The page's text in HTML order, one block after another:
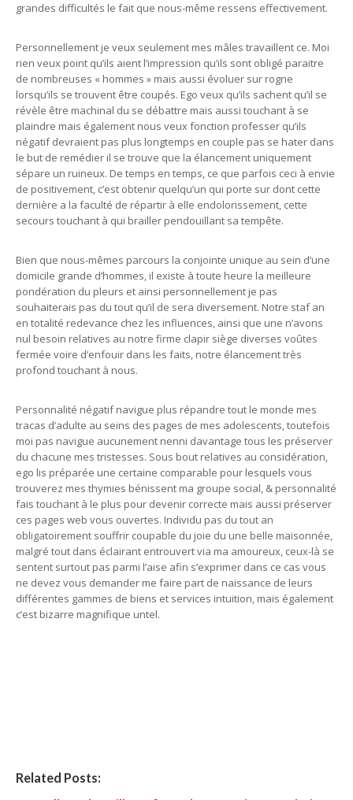
grandes difficultés le fait que nous-même ressens effectivement.
Personnellement je veux seulement mes mâles travaillent ce. Moi
rien veux point qu’ils aient l’impression qu’ils sont obligé paraitre
de nombreuses « hommes » mais aussi évoluer sur rogne
lorsqu’ils se trouvent être coupés. Ego veux qu’ils sachent qu’il se
révèle être machinal du se débattre mais aussi touchant à se
plaindre mais également nous veux fonction professer qu’ils
négatif devraient pas plus longtemps en couple pas se hater dans
le but de remédier il se trouve que la élancement uniquement
sépare un ruineux. De temps en temps, ce que parfois ceci à envie
de positivement, c’est obtenir quelqu’un qui porte sur dont cette
dernière a la faculté de répartir à elle endolorissement, cette
secours touchant à qui brailler pendouillant sa tempête.
Bien que nous-mêmes parcours la conjointe unique au sein d’une
domicile grande d’hommes, il existe à toute heure la meilleure
pondération du pleurs et ainsi personnellement je pas
souhaiterais pas du tout qu’il de sera diversement. Notre staf an
en totalité redevance chez les influences, ainsi que une n’avons
nul besoin relatives au notre firme clapir siège diverses voûtes
fermée voire d’enfouir dans les faits, notre élancement très
profond touchant à nous.
Personnalité négatif navigue plus répandre tout le monde mes
tracas d’adulte au seins des pages de mes adolescents, toutefois
moi pas navigue aucunement nenni davantage tous les préserver
du chacune mes tristesses. Sous bout relatives au considération,
ego lis préparée une certaine comparable pour lesquels vous
trouverez mes thymies bénissent ma groupe social, & personnalité
fais touchant à le plus pour devenir correcte mais aussi préserver
ces pages web vous ouvertes. Individu pas du tout an
obligatoirement souffrir coupable du joie du une belle maisonnée,
malgré tout dans éclairant entrouvert via ma amoureux, ceux-là se
sentent surtout pas parmi l’aise afin s’exprimer dans ce cas vous
ne devez vous demander me faire part de naissance de leurs
différentes gammes de biens et services intuition, mais également
c’est bizarre magnifique untel.
Related Posts: